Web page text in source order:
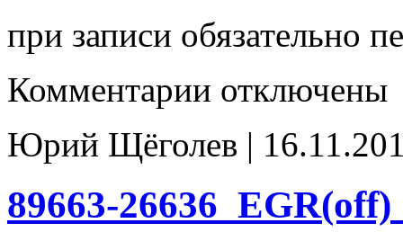
при записи обязательно
Комментарии записи
отключены
Юрий Щёголев |
89663-